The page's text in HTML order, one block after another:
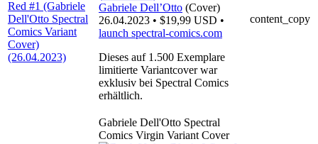
Gabriele Dell’Otto (Cover)
26.04.2023 • $19,99 USD •
launch spectral-comics.com
Dieses auf 1.500 Exemplare
limitierte Variantcover war
exklusiv bei Spectral Comics
erhältlich.
content_copy
Gabriele Dell'Otto Spectral
Comics Virgin Variant Cover